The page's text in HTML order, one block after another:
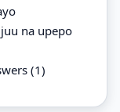
na upepo
(1)